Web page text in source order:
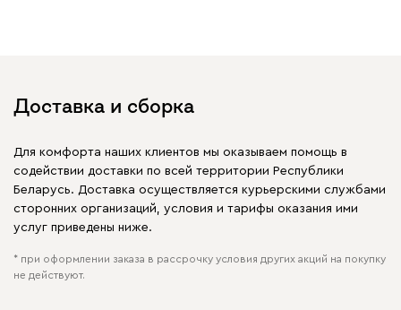
Доставка и сборка
Для комфорта наших клиентов мы оказываем помощь в
содействии доставки по всей территории Республики
Беларусь. Доставка осуществляется курьерскими службами
сторонних организаций, условия и тарифы оказания ими
услуг приведены ниже.
* при оформлении заказа в рассрочку условия других акций на покупку
не действуют.